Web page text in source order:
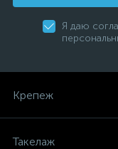
Я даю
Крепеж
Такелаж